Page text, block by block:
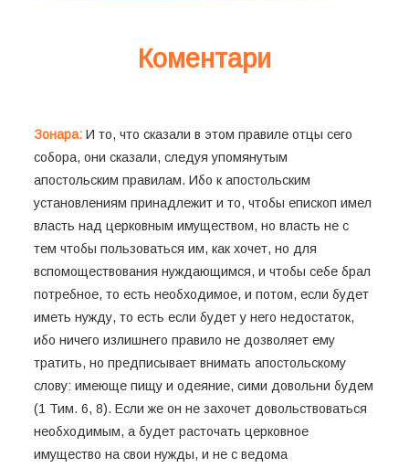
Коментари
Зонара:И то, что сказали в этом правиле отцы сего
собора, они сказали, следуя упомянутым
апостольским правилам. Ибо к апостольским
установлениям принадлежит и то, чтобы епископ имел
власть над церковным имуществом, но власть не с
тем чтобы пользоваться им, как хочет, но для
вспомоществования нуждающимся, и чтобы себе брал
потребное, то есть необходимое, и потом, если будет
иметь нужду, то есть если будет у него недостаток,
ибо ничего излишнего правило не дозволяет ему
тратить, но предписывает внимать апостольскому
слову: имеюще пищу и одеяние, сими довольни будем
(1 Тим. 6, 8). Если же он не захочет довольствоваться
необходимым, а будет расточать церковное
имущество на свои нужды, и не с ведома